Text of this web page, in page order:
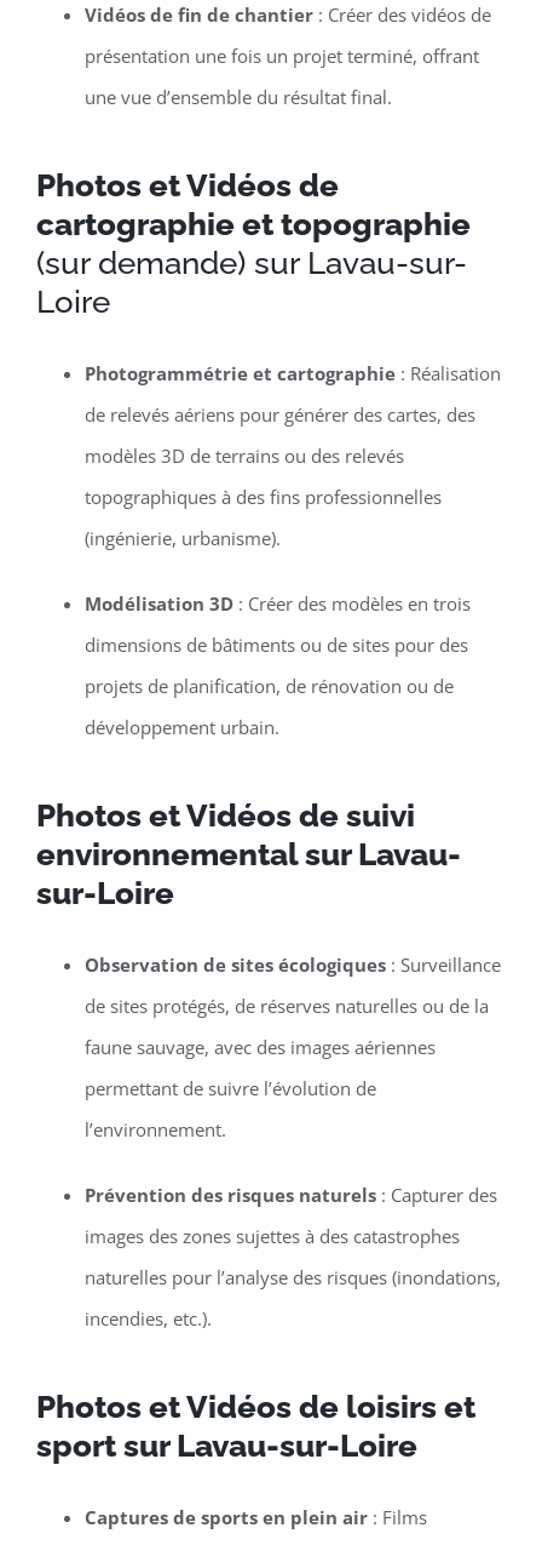
Vidéos de fin de chantier: Créer des vidéos de
présentation une fois un projet terminé, offrant
une vue d’ensemble du résultat final.
Photos et Vidéos de
cartographie et topographie
(sur demande) sur Lavau-sur-
Loire
Photogrammétrie et cartographie: Réalisation
de relevés aériens pour générer des cartes, des
modèles 3D de terrains ou des relevés
topographiques à des fins professionnelles
(ingénierie, urbanisme).
Modélisation 3D: Créer des modèles en trois
dimensions de bâtiments ou de sites pour des
projets de planification, de rénovation ou de
développement urbain.
Photos et Vidéos de suivi
environnemental sur Lavau-
sur-Loire
Observation de sites écologiques: Surveillance
de sites protégés, de réserves naturelles ou de la
faune sauvage, avec des images aériennes
permettant de suivre l’évolution de
l’environnement.
Prévention des risques naturels: Capturer des
images des zones sujettes à des catastrophes
naturelles pour l’analyse des risques (inondations,
incendies, etc.).
Photos et Vidéos de loisirs et
sport sur Lavau-sur-Loire
Captures de sports en plein air: Films